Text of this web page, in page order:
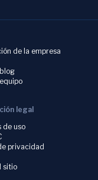
de la empresa
legal
de uso
privacidad
sitio